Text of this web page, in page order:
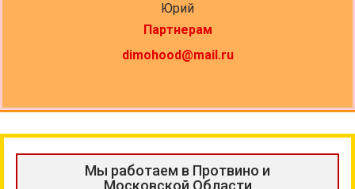
Юрий
Партнерам
dimohood@mail.ru
Мы работаем в Протвино и
Московской Области